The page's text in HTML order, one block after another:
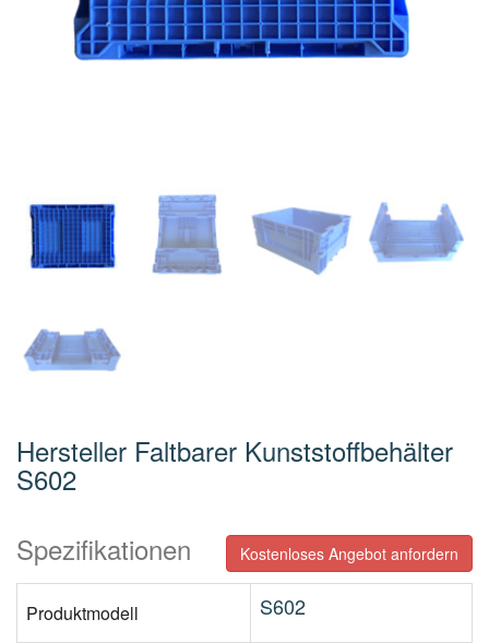
Hersteller Faltbarer Kunststoffbehälter
S602
Spezifikationen
Kostenloses Angebot anfordern
Produktmodell S602